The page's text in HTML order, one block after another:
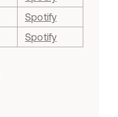
Spotify
Spotify